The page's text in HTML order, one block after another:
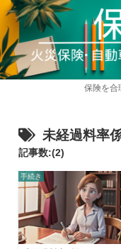
保険を合
未経過料率
記事数:(2)
手続き